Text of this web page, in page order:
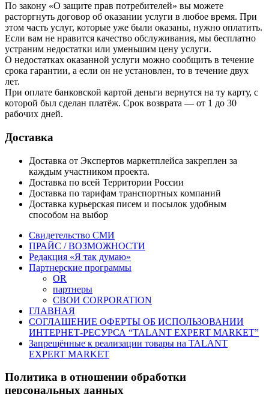
По закону «О защите прав потребителей» вы можете
расторгнуть договор об оказании услуги в любое время. При
этом часть услуг, которые уже были оказаны, нужно оплатить.
Если вам не нравится качество обслуживания, мы бесплатно
устраним недостатки или уменьшим цену услуги.
О недостатках оказанной услуги можно сообщить в течение
срока гарантии, а если он не установлен, то в течение двух
лет.
При оплате банковской картой деньги вернутся на ту карту, с
которой был сделан платёж. Срок возврата — от 1 до 30
рабочих дней.
Доставка
Доставка от Экспертов маркетплейса закреплен за
каждым участником проекта.
Доставка по всей Территории России
Доставка по тарифам транспортных компаний
Доставка курьерская писем и посылок удобным
способом на выбор
Свидетельство СМИ
ПРАЙС / ВОЗМОЖНОСТИ
Редакция «Я так думаю»
Партнерские программы
OR
партнеры
СВОИ CORPORATION
ГЛАВНАЯ
СОГЛАШЕНИЕ ОФЕРТЫ ОБ ИСПОЛЬЗОВАНИИ
ИНТЕРНЕТ-РЕСУРСА “TALANT EXPERT MARKET”
Запрещённые к реализации товары на TALANT
EXPERT MARKET
Политика в отношении обработки
персональных данных